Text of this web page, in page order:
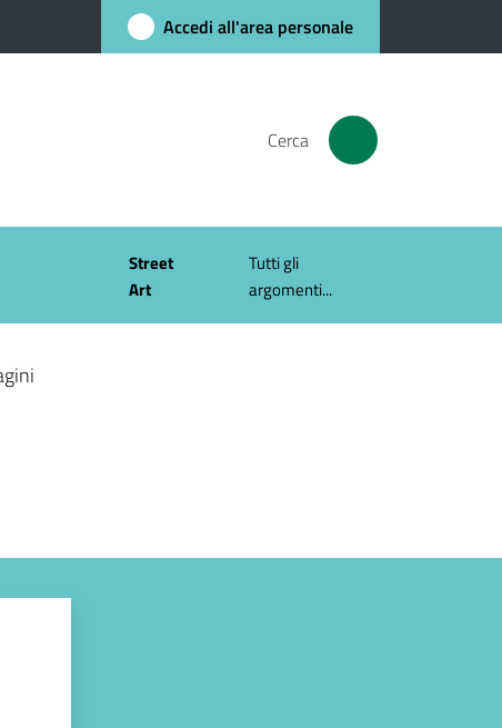
Accedi all'area personale
Cerca
Street
Art
Tutti gli
argomenti...